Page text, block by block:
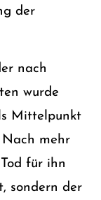
der
nach
wurde
Mittelpunkt
Nach mehr
für ihn
sondern der